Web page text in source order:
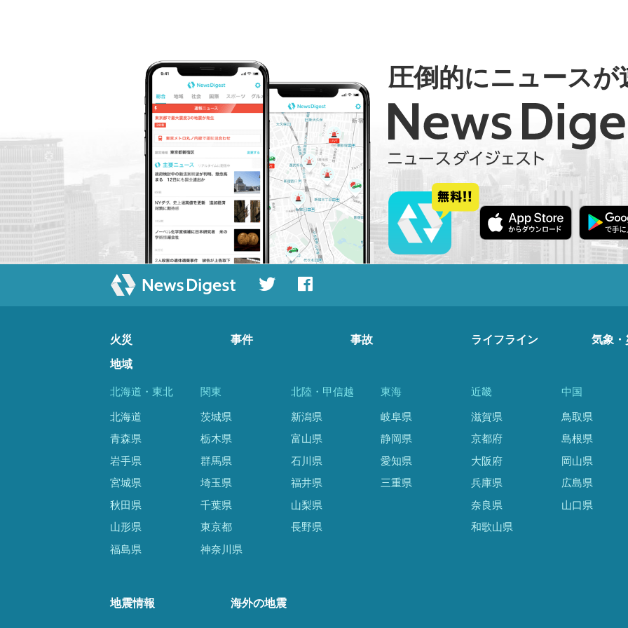
圧倒的にニュースが
火災 事件 事故 ライフライン 気象・
地域
北海道・東北
北海道
青森県
岩手県
宮城県
秋田県
山形県
福島県
関東
茨城県
栃木県
群馬県
埼玉県
千葉県
東京都
神奈川県
北陸・甲信越
新潟県
富山県
石川県
福井県
山梨県
長野県
東海
岐阜県
静岡県
愛知県
三重県
近畿
滋賀県
京都府
大阪府
兵庫県
奈良県
和歌山県
中国
鳥取県
島根県
岡山県
広島県
山口県
地震情報 海外の地震